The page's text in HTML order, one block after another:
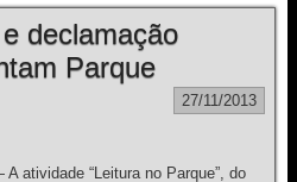
declamação
Parque
27/11/2013
atividade “Leitura no Parque”, do